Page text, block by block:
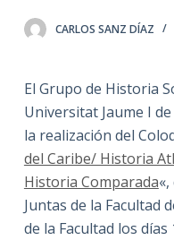
n
o
CARLOS SANZ DÍAZ
El Grupo de Historia
Universitat Jaume I
la realización del
del Caribe/ Historia
Historia Comparada
Juntas de la Facultad
de la Facultad los